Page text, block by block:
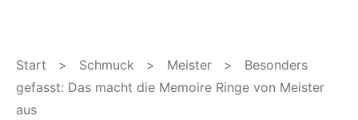
Start > Schmuck > Meister > Besonders
gefasst: Das macht die Memoire Ringe von Meister
aus